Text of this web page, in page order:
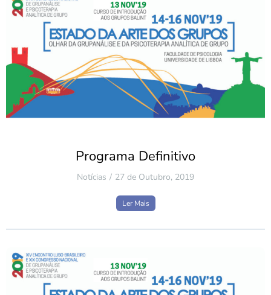
Programa Definitivo
Notícias 27 de Outubro, 2019
Ler Mais